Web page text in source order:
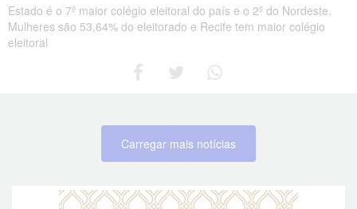
Estado é o 7º maior colégio eleitoral do país e o 2º do Nordeste.
Mulheres são 53,64% do eleitorado e Recife tem maior colégio
eleitoral
Carregar mais notícias